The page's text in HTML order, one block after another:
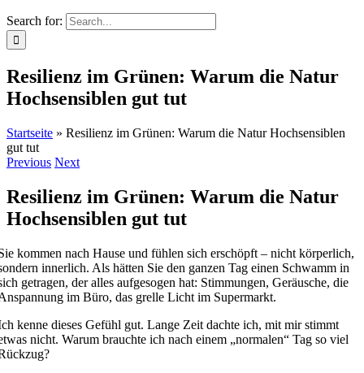
Search for:
Resilienz im Grünen: Warum die Natur
Hochsensiblen gut tut
Startseite » Resilienz im Grünen: Warum die Natur Hochsensiblen
gut tut
Previous Next
Resilienz im Grünen: Warum die Natur
Hochsensiblen gut tut
kommen nach Hause und fühlen sich erschöpft – nicht körperlich,
innerlich. Als hätten Sie den ganzen Tag einen Schwamm in
getragen, der alles aufgesogen hat: Stimmungen, Geräusche, die
im Büro, das grelle Licht im Supermarkt.
kenne dieses Gefühl gut. Lange Zeit dachte ich, mit mir stimmt
nicht. Warum brauchte ich nach einem „normalen“ Tag so viel